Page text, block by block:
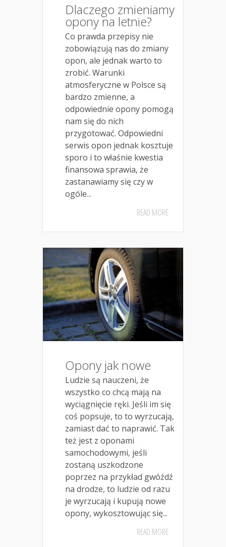
Dlaczego zmieniamy
opony na letnie?
Co prawda przepisy nie
zobowiązują nas do zmiany
opon, ale jednak warto to
zrobić. Warunki
atmosferyczne w Polsce są
bardzo zmienne, a
odpowiednie opony pomogą
nam się do nich
przygotować. Odpowiedni
serwis opon jednak kosztuje
sporo i to właśnie kwestia
finansowa sprawia, że
zastanawiamy się czy w
ogóle...
READ MORE
Opony jak nowe
Ludzie są nauczeni, że
wszystko co chcą mają na
wyciągnięcie ręki. Jeśli im się
coś popsuje, to to wyrzucają,
zamiast dać to naprawić. Tak
też jest z oponami
samochodowymi, jeśli
zostaną uszkodzone
poprzez na przykład gwóźdź
na drodze, to ludzie od razu
je wyrzucają i kupują nowe
opony, wykosztowując się...
READ MORE